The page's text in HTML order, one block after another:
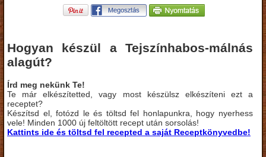
Hogyan készül a Tejszínhabos-málnás
alagút?
Írd meg nekünk Te!
Te már elkészítetted, vagy most készülsz elkészíteni ezt a
receptet?
Készítsd el, fotózd le és töltsd fel honlapunkra, hogy nyerhess
vele! Minden 1000 új feltöltött recept után sorsolás!
Kattints ide és töltsd fel recepted a saját Receptkönyvedbe!